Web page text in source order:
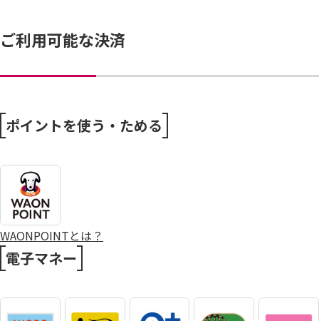
ご利用可能な決済
ポイントを使う・ためる
WAONPOINTとは？
電子マネー